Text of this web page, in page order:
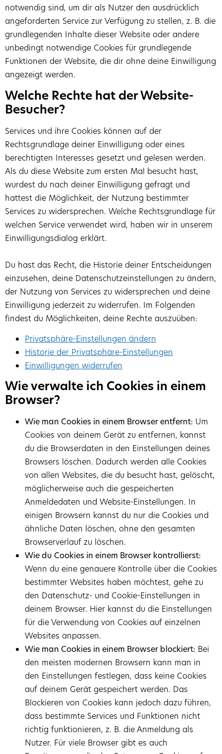
notwendig sind, um dir als Nutzer den ausdrücklich
angeforderten Service zur Verfügung zu stellen, z. B. die
grundlegenden Inhalte dieser Website oder andere
unbedingt notwendige Cookies für grundlegende
Funktionen der Website, die dir ohne deine Einwilligung
angezeigt werden.
Welche Rechte hat der Website-
Besucher?
Services und ihre Cookies können auf der
Rechtsgrundlage deiner Einwilligung oder eines
berechtigten Interesses gesetzt und gelesen werden.
Als du diese Website zum ersten Mal besucht hast,
wurdest du nach deiner Einwilligung gefragt und
hattest die Möglichkeit, der Nutzung bestimmter
Services zu widersprechen. Welche Rechtsgrundlage für
welchen Service verwendet wird, haben wir in unserem
Einwilligungsdialog erklärt.
Du hast das Recht, die Historie deiner Entscheidungen
einzusehen, deine Datenschutzeinstellungen zu ändern,
der Nutzung von Services zu widersprechen und deine
Einwilligung jederzeit zu widerrufen. Im Folgenden
findest du Möglichkeiten, deine Rechte auszuüben:
Privatsphäre-Einstellungen ändern
Historie der Privatsphäre-Einstellungen
Einwilligungen widerrufen
Wie verwalte ich Cookies in einem
Browser?
Wie man Cookies in einem Browser entfernt: Um
Cookies von deinem Gerät zu entfernen, kannst
du die Browserdaten in den Einstellungen deines
Browsers löschen. Dadurch werden alle Cookies
von allen Websites, die du besucht hast, gelöscht,
möglicherweise auch die gespeicherten
Anmeldedaten und Website-Einstellungen. In
einigen Browsern kannst du nur die Cookies und
ähnliche Daten löschen, ohne den gesamten
Browserverlauf zu löschen.
Wie du Cookies in einem Browser kontrollierst:
Wenn du eine genauere Kontrolle über die Cookies
bestimmter Websites haben möchtest, gehe zu
den Datenschutz- und Cookie-Einstellungen in
deinem Browser. Hier kannst du die Einstellungen
für die Verwendung von Cookies auf einzelnen
Websites anpassen.
Wie man Cookies in einem Browser blockiert: Bei
den meisten modernen Browsern kann man in
den Einstellungen festlegen, dass keine Cookies
auf deinem Gerät gespeichert werden. Das
Blockieren von Cookies kann jedoch dazu führen,
dass bestimmte Services und Funktionen nicht
richtig funktionieren, z. B. die Anmeldung als
Nutzer. Für viele Browser gibt es auch